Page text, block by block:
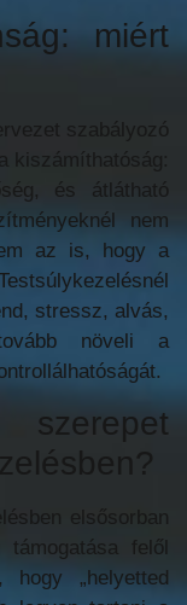
miért
szabályozó
kiszámíthatóság:
és átlátható
nem
az is, hogy a
stressz, alvás,
növeli a
szerepet
elsősorban
felől
„helyetted